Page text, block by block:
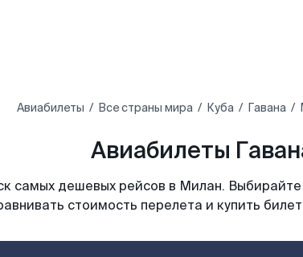
Авиабилеты Все страны мира Куба Гавана
Авиабилеты
самых дешевых рейсов в Милан.
стоимость перелета и купить